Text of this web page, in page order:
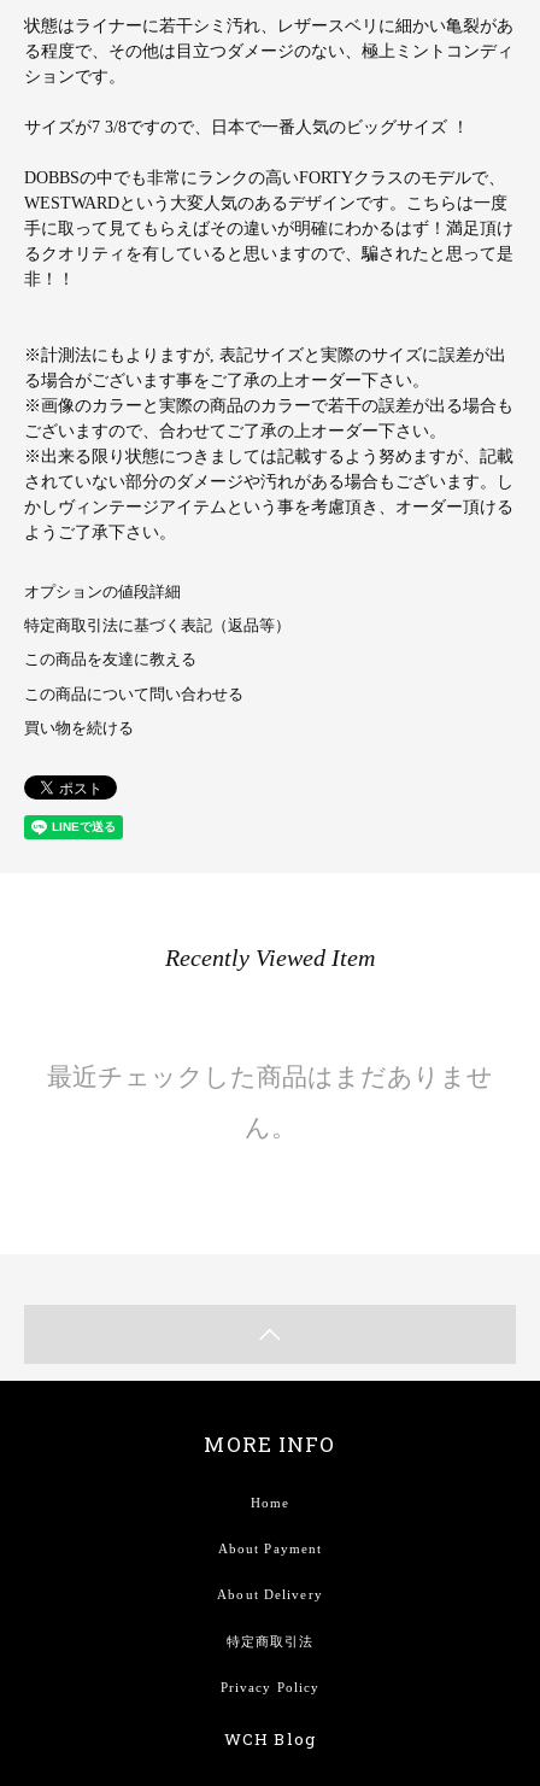
状態はライナーに若干シミ汚れ、レザースベリに細かい亀裂があ
る程度で、その他は目立つダメージのない、極上ミントコンディ
ションです。
サイズが7 3/8ですので、日本で一番人気のビッグサイズ ！
DOBBSの中でも非常にランクの高いFORTYクラスのモデルで、
WESTWARDという大変人気のあるデザインです。こちらは一度
手に取って見てもらえばその違いが明確にわかるはず！満足頂け
るクオリティを有していると思いますので、騙されたと思って是
非！！
※計測法にもよりますが, 表記サイズと実際のサイズに誤差が出
る場合がございます事をご了承の上オーダー下さい。
※画像のカラーと実際の商品のカラーで若干の誤差が出る場合も
ございますので、合わせてご了承の上オーダー下さい。
※出来る限り状態につきましては記載するよう努めますが、記載
されていない部分のダメージや汚れがある場合もございます。し
かしヴィンテージアイテムという事を考慮頂き、オーダー頂ける
ようご了承下さい。
オプションの値段詳細
特定商取引法に基づく表記（返品等）
この商品を友達に教える
この商品について問い合わせる
買い物を続ける
Recently Viewed Item
最近チェックした商品はまだありませ
ん。
MORE INFO
Home
About Payment
About Delivery
特定商取引法
Privacy Policy
WCH Blog